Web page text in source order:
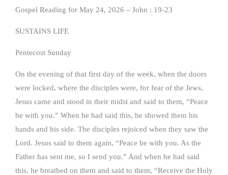
Gospel Reading for May 24, 2026 – John : 19-23
SUSTAINS LIFE
Pentecost Sunday
On the evening of that first day of the week, when the doors
were locked, where the disciples were, for fear of the Jews,
Jesus came and stood in their midst and said to them, “Peace
be with you.” When he had said this, he showed them his
hands and his side. The disciples rejoiced when they saw the
Lord. Jesus said to them again, “Peace be with you. As the
Father has sent me, so I send you.” And when he had said
this, he breathed on them and said to them, “Receive the Holy